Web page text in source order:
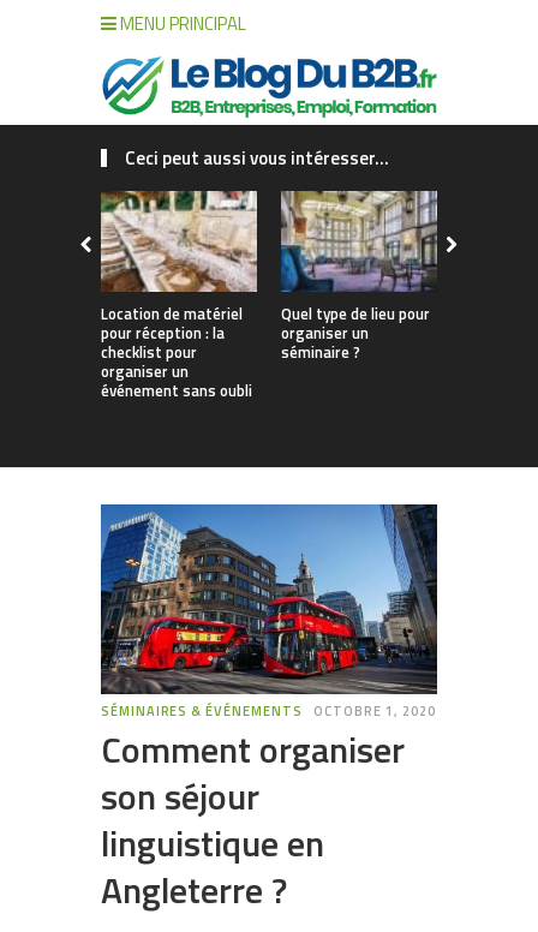
MENU PRINCIPAL
Ceci peut aussi vous intéresser...
Location de matériel
pour réception : la
checklist pour
organiser un
événement sans oubli
Quel type de lieu pour
organiser un
séminaire ?
SÉMINAIRES & ÉVÉNEMENTS OCTOBRE 1, 2020
Comment organiser
son séjour
linguistique en
Angleterre ?